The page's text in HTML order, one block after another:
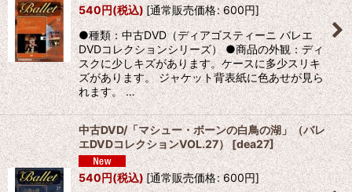
540円(税込) [通常販売価格: 600円]
●種類：中古DVD（ディアゴスティーニ バレエ
DVDコレクションシリーズ） ●商品の外観：ディ
スクに少しキズがあります。ケースに多少スリキ
ズがあります。 ジャケット背表紙に色あせが見ら
れます。 …
中古DVD/「マシュー・ボーンの白鳥の湖」（バレ
エDVDコレクションVOL.27）[dea27]
540円(税込)[通常販売価格: 600円]